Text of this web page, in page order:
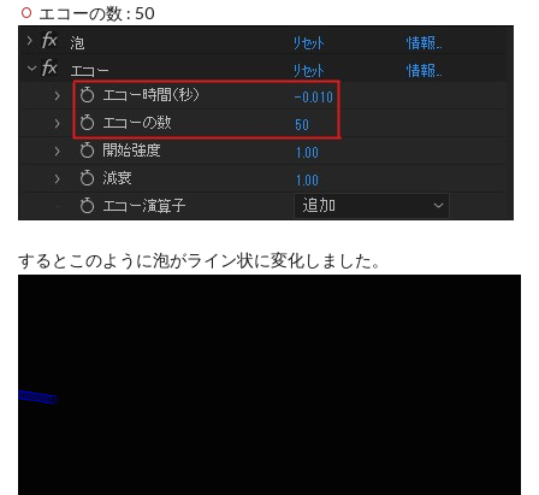
エコーの数 : 50
するとこのように泡がライン状に変化しました。